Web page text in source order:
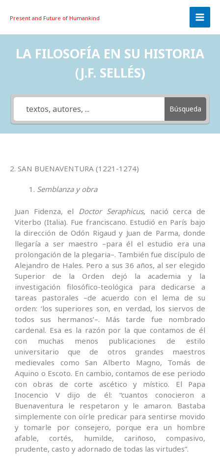
Present and Future of Humankind
LA FILOSOFÍA EN SU HISTORIA
(J.F. SELLÉS)
Búsqueda
2. SAN BUENAVENTURA (1221-1274)
Semblanza y obra
Juan Fidenza, el Doctor Seraphicus, nació cerca de
Viterbo (Italia). Fue franciscano. Estudió en París bajo
la dirección de Odón Rigaud y Juan de Parma, donde
llegaría a ser maestro –para él el estudio era una
prolongación de la plegaria–. También fue discípulo de
Alejandro de Hales. Pero a sus 36 años, al ser elegido
Superior de la Orden dejó la academia y la
investigación filosófico-teológica para dedicarse a
tareas pastorales –de acuerdo con el lema de su
orden: ‘los superiores son, en verdad, los siervos de
todos sus hermanos’–. Más tarde fue nombrado
cardenal. Esa es la razón por la que contamos de él
con muchas menos publicaciones de estilo
universitario que de otros grandes maestros
medievales como San Alberto Magno, Tomás de
Aquino o Escoto. En cambio, contamos de ese periodo
con obras de corte ascético y místico. El Papa
Inocencio V dijo de él: “cuantos conocieron a
Buenaventura le respetaron y le amaron. Bastaba
simplemente con oírle predicar para sentirse movido
y tomarle por consejero, porque era un hombre
afable, cortés, humilde, cariñoso, compasivo,
prudente, casto y adornado de todas las virtudes”.